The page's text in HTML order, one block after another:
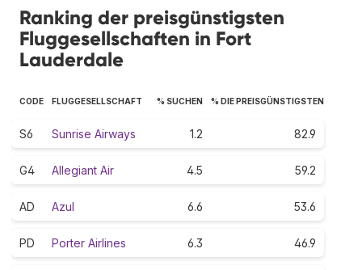
Ranking der preisgünstigsten
Fluggesellschaften in Fort
Lauderdale
CODE FLUGGESELLSCHAFT % SUCHEN % DIE PREISGÜNSTIGSTEN
S6 Sunrise Airways 1.2 82.9
G4 Allegiant Air 4.5 59.2
AD Azul 6.6 53.6
PD Porter Airlines 6.3 46.9